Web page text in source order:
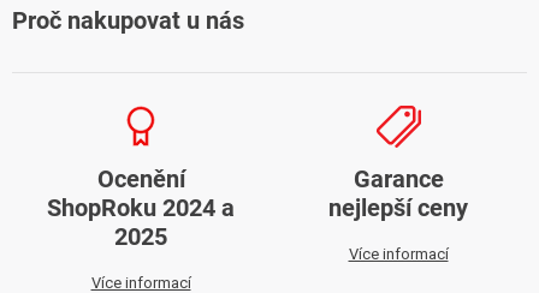
Proč nakupovat u nás
Ocenění
ShopRoku 2024 a
2025
Více informací
Garance
nejlepší ceny
Více informací